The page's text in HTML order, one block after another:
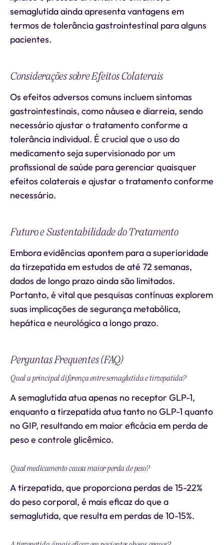
semaglutida ainda apresenta vantagens em
termos de tolerância gastrointestinal para alguns
pacientes.
Considerações sobre Efeitos Colaterais
Os efeitos adversos comuns incluem sintomas
gastrointestinais, como náusea e diarreia, sendo
necessário ajustar o tratamento conforme a
tolerância individual. É crucial que o uso do
medicamento seja supervisionado por um
profissional de saúde para gerenciar quaisquer
efeitos colaterais e ajustar o tratamento conforme
necessário.
Futuro e Sustentabilidade do Tratamento
Embora evidências apontem para a superioridade
da tirzepatida em estudos de até 72 semanas,
dados de longo prazo ainda são limitados.
Portanto, é vital que pesquisas contínuas explorem
suas implicações de segurança metabólica,
hepática e neurológica a longo prazo.
Perguntas Frequentes (FAQ)
Qual a principal diferença entre semaglutida e tirzepatida?
A semaglutida atua apenas no receptor GLP-1,
enquanto a tirzepatida atua tanto no GLP-1 quanto
no GIP, resultando em maior eficácia em perda de
peso e controle glicêmico.
Qual medicamento causa maior perda de peso?
A tirzepatida, que proporciona perdas de 15-22%
do peso corporal, é mais eficaz do que a
semaglutida, que resulta em perdas de 10-15%.